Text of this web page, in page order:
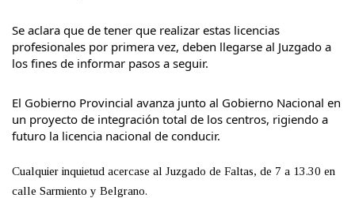
Se aclara que de tener que realizar estas licencias
profesionales por primera vez, deben llegarse al Juzgado a
los fines de informar pasos a seguir.
El Gobierno Provincial avanza junto al Gobierno Nacional en
un proyecto de integración total de los centros, rigiendo a
futuro la licencia nacional de conducir.
Cualquier inquietud acercase al Juzgado de Faltas, de 7 a 13.30 en
calle Sarmiento y Belgrano.